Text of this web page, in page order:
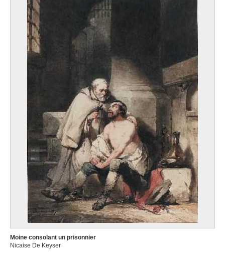
Moine consolant un prisonnier
Nicaise De Keyser